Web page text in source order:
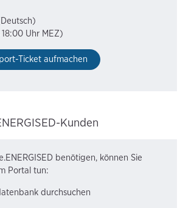
Uhr MEZ)
Ticket aufmachen
Kunden
benötigen, können Sie
Portal tun:
durchsuchen